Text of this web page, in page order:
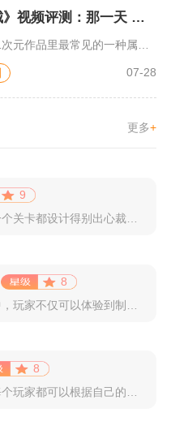
《猫之城》视频评测：那一天 我家的猫变成了猫娘
07-28
更多+
9
8
8